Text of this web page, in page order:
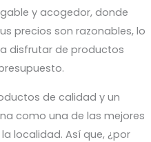
y acogedor, donde
precios son razonables, lo
disfrutar de productos
de calidad y un
como una de las mejores
localidad. Así que, ¿por